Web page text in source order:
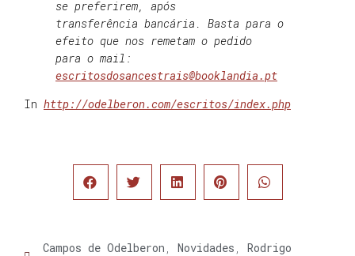
se preferirem, após
transferência bancária. Basta para o
efeito que nos remetam o pedido
para o mail:
escritosdosancestrais@booklandia.pt
In http://odelberon.com/escritos/index.php
Campos de Odelberon Novidades
Rodrigo